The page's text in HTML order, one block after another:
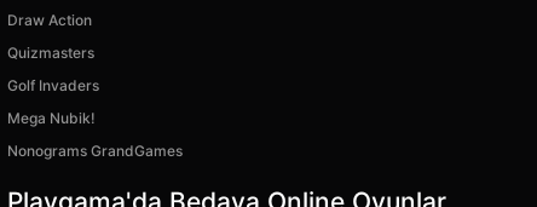
Draw Action
Quizmasters
Golf Invaders
Mega Nubik!
Nonograms GrandGames